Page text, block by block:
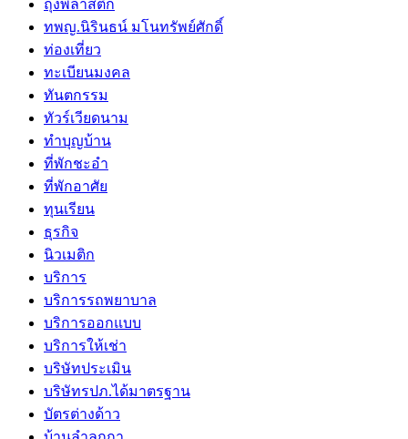
ถุงพลาสติก
ทพญ.นิรินธน์ มโนทรัพย์ศักดิ์
ท่องเที่ยว
ทะเบียนมงคล
ทันตกรรม
ทัวร์เวียดนาม
ทำบุญบ้าน
ที่พักชะอำ
ที่พักอาศัย
ทุนเรียน
ธุรกิจ
นิวเมติก
บริการ
บริการรถพยาบาล
บริการออกแบบ
บริการให้เช่า
บริษัทประเมิน
บริษัทรปภ.ได้มาตรฐาน
บัตรต่างด้าว